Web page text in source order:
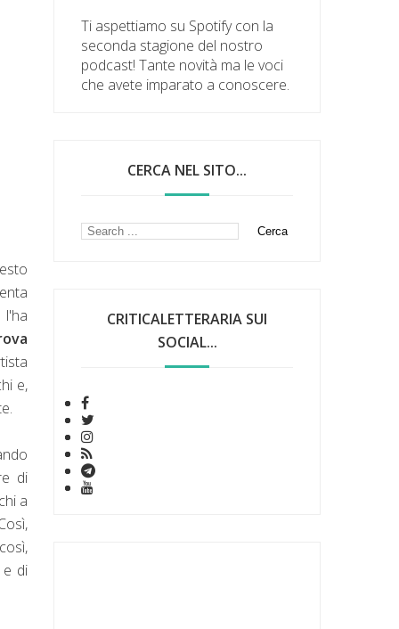
l'ha
e,
di
a
e di
Ti aspettiamo su Spotify con la
seconda stagione del nostro
podcast! Tante novità ma le voci
che avete imparato a conoscere.
CERCA NEL SITO...
CRITICALETTERARIA SUI
SOCIAL...